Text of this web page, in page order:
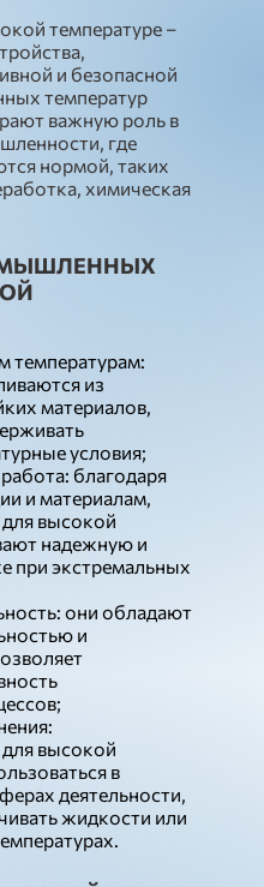
температуре –
и безопасной
температур
важную роль в
где
нормой, таких
химическая
температурам:
из
материалов,
условия;
благодаря
и материалам,
высокой
надежную и
при экстремальных
они обладают
и
высокой
в
деятельности,
жидкости или